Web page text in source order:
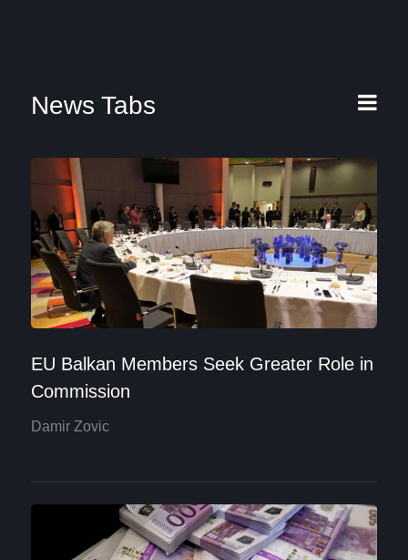
News Tabs
EU Balkan Members Seek Greater Role in
Commission
Damir Zovic